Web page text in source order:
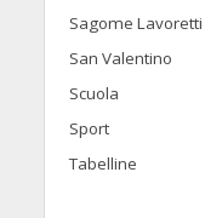
Sagome Lavoretti
San Valentino
Scuola
Sport
Tabelline